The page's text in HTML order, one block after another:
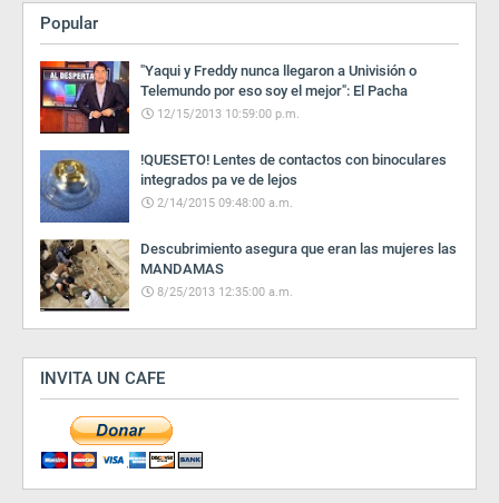
Popular
"Yaqui y Freddy nunca llegaron a Univisión o
Telemundo por eso soy el mejor": El Pacha
12/15/2013 10:59:00 p.m.
!QUESETO! Lentes de contactos con binoculares
integrados pa ve de lejos
2/14/2015 09:48:00 a.m.
Descubrimiento asegura que eran las mujeres las
MANDAMAS
8/25/2013 12:35:00 a.m.
INVITA UN CAFE